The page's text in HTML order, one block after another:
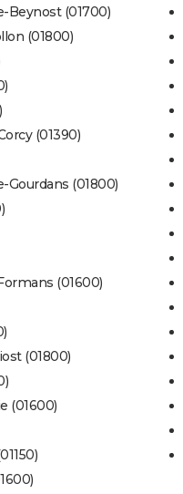
Beynost (01700)
(01800)
(01390)
Gourdans (01800)
(01600)
(01800)
(01600)